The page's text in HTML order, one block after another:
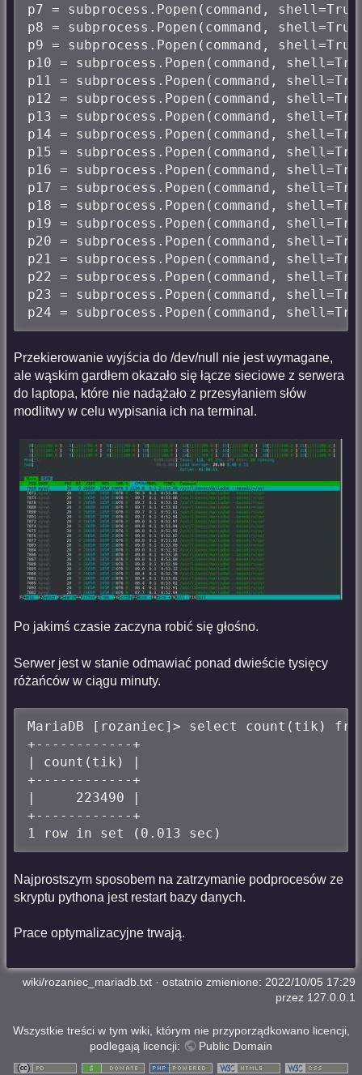
p7 = subprocess.Popen(command,
p8 = subprocess.Popen(command,
p9 = subprocess.Popen(command,
p10 = subprocess.Popen(command,
p11 = subprocess.Popen(command,
p12 = subprocess.Popen(command,
p13 = subprocess.Popen(command,
p14 = subprocess.Popen(command,
p15 = subprocess.Popen(command,
p16 = subprocess.Popen(command,
p17 = subprocess.Popen(command,
p18 = subprocess.Popen(command,
p19 = subprocess.Popen(command,
p20 = subprocess.Popen(command,
p21 = subprocess.Popen(command,
p22 = subprocess.Popen(command,
p23 = subprocess.Popen(command,
p24 = subprocess.Popen(command,
Przekierowanie wyjścia do /dev/null nie jest wymagane,
ale wąskim gardłem okazało się łącze sieciowe z serwera
do laptopa, które nie nadążało z przesyłaniem słów
modlitwy w celu wypisania ich na terminal.
Po jakimś czasie zaczyna robić się głośno.
Serwer jest w stanie odmawiać ponad dwieście tysięcy
różańców w ciągu minuty.
MariaDB [rozaniec]> select count(tik)
+------------+
| count(tik) |
+------------+
|     223490 |
+------------+
1 row in set (0.013 sec)
Najprostszym sposobem na zatrzymanie podprocesów ze
skryptu pythona jest restart bazy danych.
Prace optymalizacyjne trwają.
wiki/rozaniec_mariadb.txt · ostatnio zmienione: 2022/10/05 17:29
przez 127.0.0.1
Wszystkie treści w tym wiki, którym nie przyporządkowano licencji,
podlegają licencji:
Public Domain